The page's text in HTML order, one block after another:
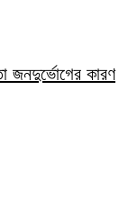
জনদুর্ভোগের কারণ